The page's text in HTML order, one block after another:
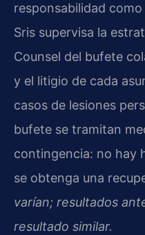
responsabilidad
Sris supervisa la
Counsel del bufete
y el litigio de cada
casos de lesiones
bufete se tramitan
contingencia: no hay
se obtenga una
varían; resultados
resultado similar.